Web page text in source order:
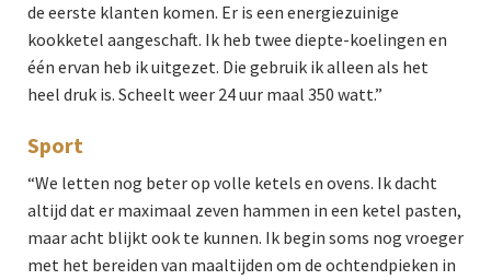
de eerste klanten komen. Er is een energiezuinige
kookketel aangeschaft. Ik heb twee diepte-koelingen en
één ervan heb ik uitgezet. Die gebruik ik alleen als het
heel druk is. Scheelt weer 24 uur maal 350 watt.”
Sport
“We letten nog beter op volle ketels en ovens. Ik dacht
altijd dat er maximaal zeven hammen in een ketel pasten,
maar acht blijkt ook te kunnen. Ik begin soms nog vroeger
met het bereiden van maaltijden om de ochtendpieken in